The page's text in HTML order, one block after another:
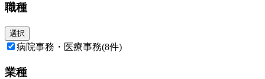
職種
選択
病院事務・医療事務(8件)
業種